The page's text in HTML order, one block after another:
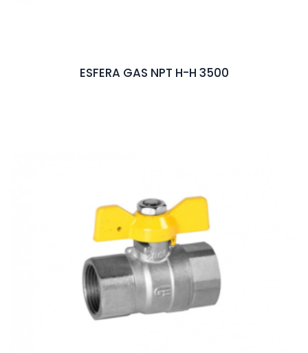
ESFERA GAS NPT H-H 3500